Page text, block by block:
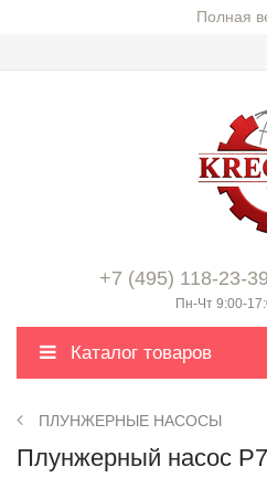
Полная
+7 (495) 118-23-39
Пн-Чт 9:00-
Каталог товаров
ПЛУНЖЕРНЫЕ НАСОСЫ
Плунжерный насос